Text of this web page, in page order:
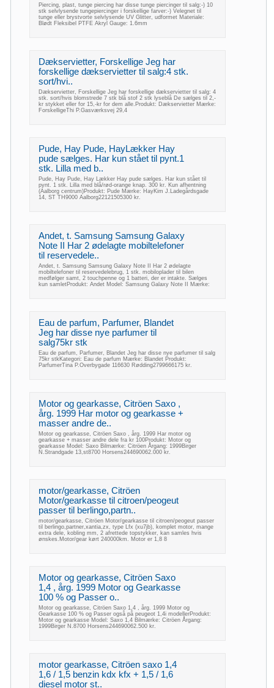
Piercing, plast, tunge piercing har disse tunge piercinger til salg:-) 10
stk selvlysende tungepiercinger i forskellige farver:-) Velegnet til
tunge eller brystvorte selvlysende UV Glitter, udformet Materiale:
Blødt Fleksibel PTFE Akryl Gauge: 1.6mm
Dækservietter, Forskellige Jeg har
forskellige dækservietter til salg:4 stk.
sort/hvi..
Dækservietter, Forskellige Jeg har forskellige dækservietter til salg: 4
stk. sort/hvis blomstrede 7 stk blå stof 2 stk lyseblå De sælges til 2,-
kr stykket eller for 15,-kr for dem alle.Produkt: Dækservietter Mærke:
ForskelligeThi P.Gasværksvej 29,4
Pude, Hay Pude, HayLækker Hay
pude sælges. Har kun stået til pynt.1
stk. Lilla med b..
Pude, Hay Pude, Hay Lækker Hay pude sælges. Har kun stået til
pynt. 1 stk. Lilla med blå/rød-orange knap. 300 kr. Kun afhentning
(Aalborg centrum)Produkt: Pude Mærke: HayKim J.Ladegårdsgade
14, ST TH9000 Aalborg22121505300 kr.
Andet, t. Samsung Samsung Galaxy
Note II Har 2 ødelagte mobiltelefoner
til reservedele..
Andet, t. Samsung Samsung Galaxy Note II Har 2 ødelagte
mobiltelefoner til reservedelebrug, 1 stk. mobiloplader til bilen
medfølger samt, 2 touchpenne og 1 batteri, der er intakte. Sælges
kun samletProdukt: Andet Model: Samsung Galaxy Note II Mærke:
Eau de parfum, Parfumer, Blandet
Jeg har disse nye parfumer til
salg75kr stk
Eau de parfum, Parfumer, Blandet Jeg har disse nye parfumer til salg
75kr stkKategori: Eau de parfum Mærke: Blandet Produkt:
ParfumerTina P.Overbygade 116630 Rødding2799666175 kr.
Motor og gearkasse, Citröen Saxo ,
årg. 1999 Har motor og gearkasse +
masser andre de..
Motor og gearkasse, Citröen Saxo , årg. 1999 Har motor og
gearkasse + masser andre dele fra kr 100Produkt: Motor og
gearkasse Model: Saxo Bilmærke: Citröen Årgang: 1999Birger
N.Strandgade 13,st8700 Horsens244690062.000 kr.
motor/gearkasse, Citröen
Motor/gearkasse til citroen/peogeut
passer til berlingo,partn..
motor/gearkasse, Citröen Motor/gearkasse til citroen/peogeut passer
til berlingo,partner,xantia,zx, type Lfx (xu7jb), komplet motor, mange
extra dele, kobling mm, 2 afrettede topstykker, kan samles hvis
ønskes.Motor/gear kørt 240000km. Motor er 1,8 8
Motor og gearkasse, Citröen Saxo
1,4 , årg. 1999 Motor og Gearkasse
100 % og Passer o..
Motor og gearkasse, Citröen Saxo 1,4 , årg. 1999 Motor og
Gearkasse 100 % og Passer også på peugeot 1,4i modellerProdukt:
Motor og gearkasse Model: Saxo 1,4 Bilmærke: Citröen Årgang:
1999Birger N.8700 Horsens244690062.500 kr.
motor gearkasse, Citröen saxo 1,4
1,6 / 1,5 benzin kdx kfx + 1,5 / 1,6
diesel motor st..